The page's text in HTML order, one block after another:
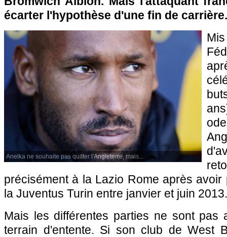
écarter l'hypothèse d'une fin de carrière.
Anelka ne souhaite pas quitter l'Angleterre, mais...
précisément à la Lazio Rome après
la Juventus Turin entre janvier et juin 2013.
Mais les différentes parties ne sont pas
terrain d'entente. Si son club de West